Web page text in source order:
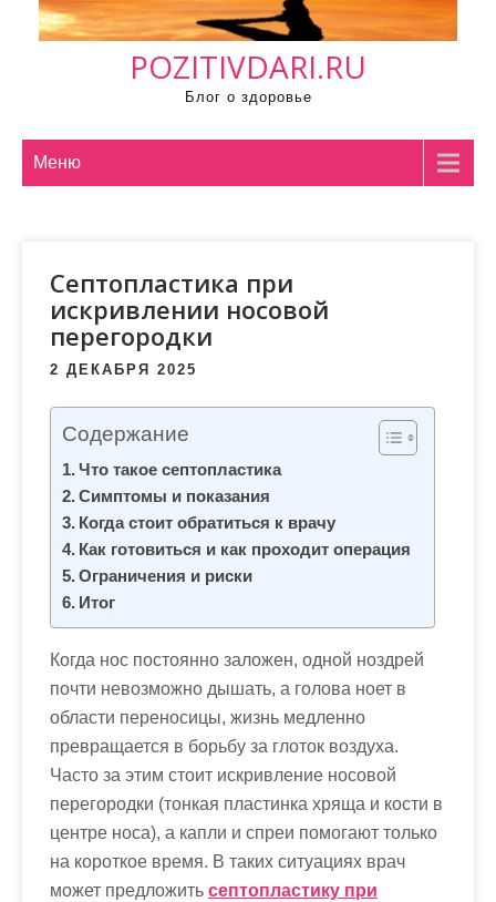
POZITIVDARI.RU
Блог о здоровье
Меню
Септопластика при
искривлении носовой
перегородки
2 ДЕКАБРЯ 2025
Содержание
Что такое септопластика
Симптомы и показания
Когда стоит обратиться к врачу
Как готовиться и как проходит операция
Ограничения и риски
Итог
Когда нос постоянно заложен, одной ноздрей
почти невозможно дышать, а голова ноет в
области переносицы, жизнь медленно
превращается в борьбу за глоток воздуха.
Часто за этим стоит искривление носовой
перегородки (тонкая пластинка хряща и кости в
центре носа), а капли и спреи помогают только
на короткое время. В таких ситуациях врач
может предложить септопластику при